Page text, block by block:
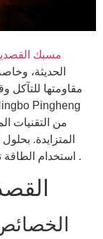
مسبك
الحديثة،
مقاومتها للتآكل
استخدام الطاقة .